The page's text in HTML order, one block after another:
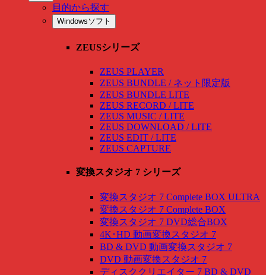
目的から探す
Windowsソフト
ZEUSシリーズ
ZEUS PLAYER
ZEUS BUNDLE / ネット限定版
ZEUS BUNDLE LITE
ZEUS RECORD / LITE
ZEUS MUSIC / LITE
ZEUS DOWNLOAD / LITE
ZEUS EDIT / LITE
ZEUS CAPTURE
変換スタジオ 7 シリーズ
変換スタジオ 7 Complete BOX ULTRA
変換スタジオ 7 Complete BOX
変換スタジオ 7 DVD総合BOX
4K･HD 動画変換スタジオ 7
BD & DVD 動画変換スタジオ 7
DVD 動画変換スタジオ 7
ディスククリエイター 7 BD & DVD